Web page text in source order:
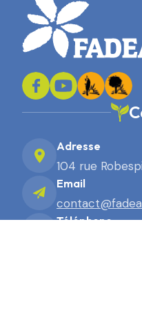
Adresse
104 rue
Email
Téléphone